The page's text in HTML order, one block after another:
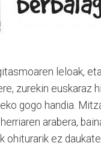
leloak,
zurekin euskaraz
gogo handia.
arabera,
ohiturarik ez